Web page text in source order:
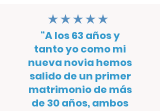
la calificación promedio es 3 de 5
“A los 63 años y
tanto yo como mi
nueva novia hemos
salido de un primer
matrimonio de más
de 30 años, ambos